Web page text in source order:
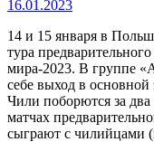
16.01.2023
14 и 15 января в
тура
мира-2023. В группе
себе выход в
Чили поборются за
матчах
сыграют с чилийцами